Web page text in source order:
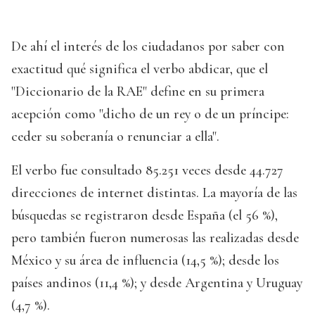
De ahí el interés de los ciudadanos por saber con
exactitud qué significa el verbo abdicar, que el
"Diccionario de la RAE" define en su primera
acepción como "dicho de un rey o de un príncipe:
ceder su soberanía o renunciar a ella".
El verbo fue consultado 85.251 veces desde 44.727
direcciones de internet distintas. La mayoría de las
búsquedas se registraron desde España (el 56 %),
pero también fueron numerosas las realizadas desde
México y su área de influencia (14,5 %); desde los
países andinos (11,4 %); y desde Argentina y Uruguay
(4,7 %).